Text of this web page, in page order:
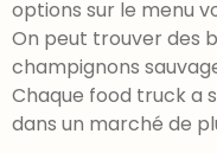
options sur le menu
On peut trouver des
champignons
Chaque food truck a
dans un marché de